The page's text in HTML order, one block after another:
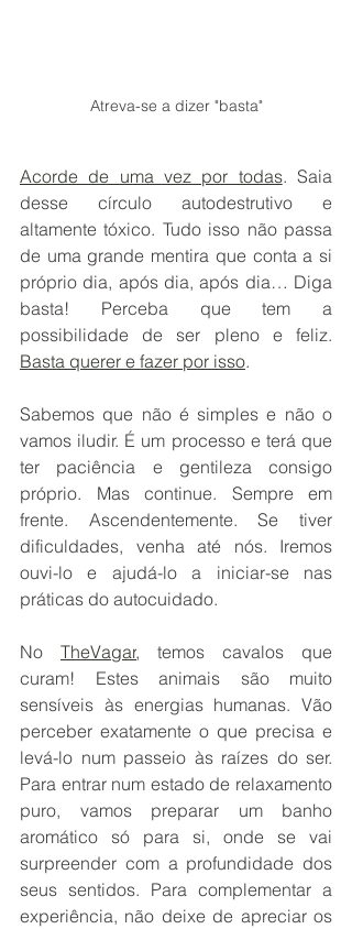
Atreva-se a dizer "basta"
Acorde de uma vez por todas. Saia
desse círculo autodestrutivo e
altamente tóxico. Tudo isso não passa
de uma grande mentira que conta a si
próprio dia, após dia, após dia… Diga
basta! Perceba que tem a
Basta querer e fazer por isso.
Sabemos que não é simples e não o
vamos iludir. É um processo e terá que
ter paciência e gentileza consigo
próprio. Mas continue. Sempre em
frente. Ascendentemente. Se tiver
dificuldades, venha até nós. Iremos
ouvi-lo e ajudá-lo a iniciar-se nas
práticas do autocuidado.
No TheVagar, temos cavalos que
curam! Estes animais são muito
sensíveis às energias humanas. Vão
perceber exatamente o que precisa e
levá-lo num passeio às raízes do ser.
Para entrar num estado de relaxamento
puro, vamos preparar um banho
aromático só para si, onde se vai
surpreender com a profundidade dos
seus sentidos. Para complementar a
experiência, não deixe de apreciar os